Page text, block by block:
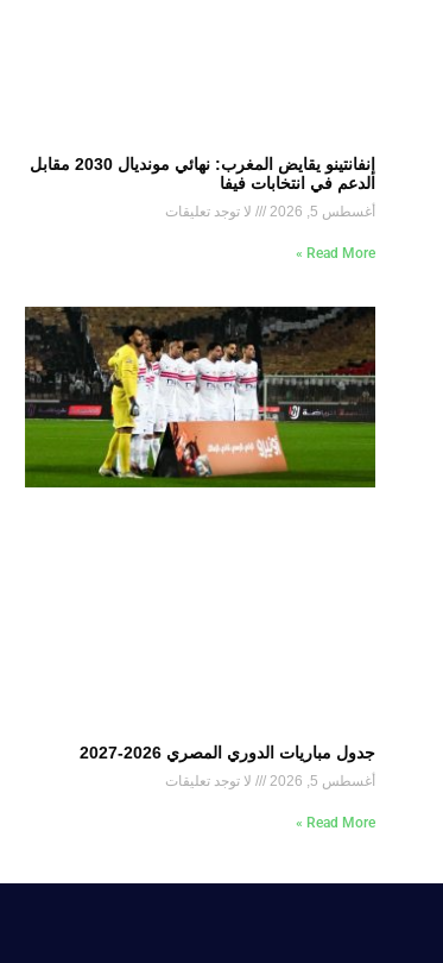
إنفانتينو يقايض المغرب: نهائي مونديال 2030 مقابل
الدعم في انتخابات فيفا
أغسطس 5, 2026 لا توجد تعليقات
Read More »
جدول مباريات الدوري المصري 2026-2027
أغسطس 5, 2026 لا توجد تعليقات
Read More »